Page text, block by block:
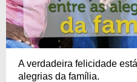
A verdadeira felicidade
alegrias da família.